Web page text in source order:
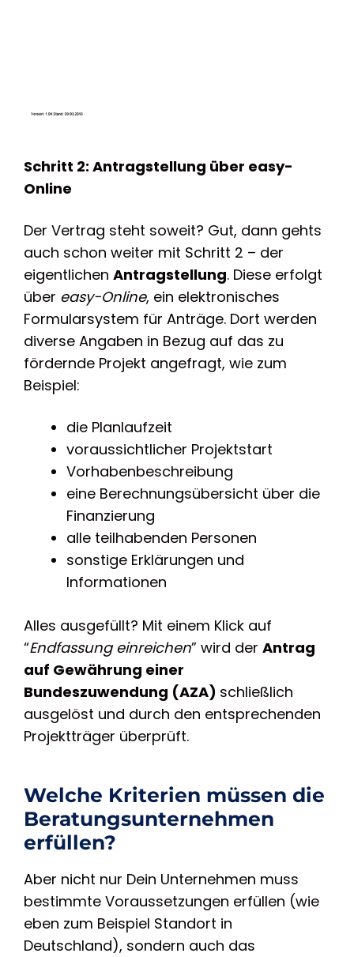
Schritt 2: Antragstellung über easy-
Online
Der Vertrag steht soweit? Gut, dann gehts
auch schon weiter mit Schritt 2 – der
eigentlichen Antragstellung. Diese erfolgt
über easy-Online, ein elektronisches
Formularsystem für Anträge. Dort werden
diverse Angaben in Bezug auf das zu
fördernde Projekt angefragt, wie zum
Beispiel:
die Planlaufzeit
voraussichtlicher Projektstart
Vorhabenbeschreibung
eine Berechnungsübersicht über die
Finanzierung
alle teilhabenden Personen
sonstige Erklärungen und
Informationen
Alles ausgefüllt? Mit einem Klick auf
“Endfassung einreichen” wird der Antrag
auf Gewährung einer
Bundeszuwendung (AZA) schließlich
ausgelöst und durch den entsprechenden
Projektträger überprüft.
Welche Kriterien müssen die
Beratungsunternehmen
erfüllen?
Aber nicht nur Dein Unternehmen muss
bestimmte Voraussetzungen erfüllen (wie
eben zum Beispiel Standort in
Deutschland), sondern auch das